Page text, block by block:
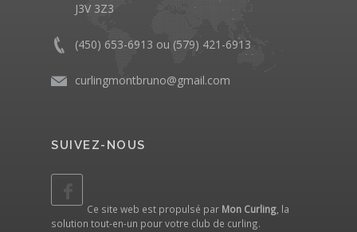
J3V 3Z3
(450) 653-6913 ou (579) 421-6913
curlingmontbruno@gmail.com
SUIVEZ-NOUS
Ce site web est propulsé par Mon Curling , la
solution tout-en-un pour votre club de curling.